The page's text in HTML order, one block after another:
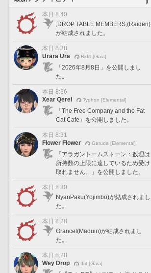
本日 8:40
;DROP TABLE MEMBERS;(Raiden)
が結成されました。
本日 8:38
Urara Ura
Ridill [Gaia]
「2026年8月8日」を公開しまし
た。
本日 8:36
Xear Qerel
Typhon [Elemental]
「The Free Company and the Fat
Cat Cafe」を公開しました。
本日 8:31
Flower Flower
Garuda [Elemental]
「アラガントームストーン：数理は
所持数の上限に達しているため受け
取れません。」を公開しました。
本日 8:30
NyanPaku(Yojimbo)が結成されまし
た。
本日 8:28
Grancel(Maduin)が結成されまし
た。
本日 8:28
Wey Drop
Ifrit [Gaia]